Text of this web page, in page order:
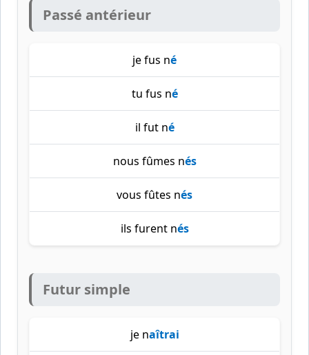
Passé antérieur
je fus né
tu fus né
il fut né
nous fûmes nés
vous fûtes nés
ils furent nés
Futur simple
je naîtrai